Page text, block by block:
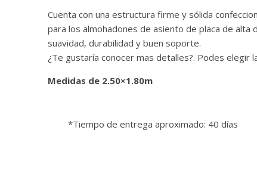
Cuenta con una estructura firme y sólida
para los almohadones de asiento de placa de
suavidad, durabilidad y buen soporte.
¿Te gustaría conocer mas detalles?. Podes elegir
Medidas de 2.50×1.80m
*Tiempo de entrega aproximado: 40 días